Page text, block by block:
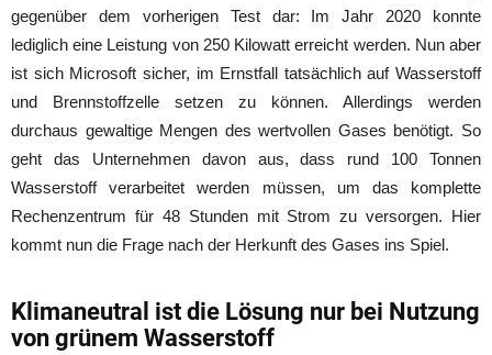
gegenüber dem vorherigen Test dar: Im Jahr 2020 konnte
lediglich eine Leistung von 250 Kilowatt erreicht werden. Nun aber
ist sich Microsoft sicher, im Ernstfall tatsächlich auf Wasserstoff
und Brennstoffzelle setzen zu können. Allerdings werden
durchaus gewaltige Mengen des wertvollen Gases benötigt. So
geht das Unternehmen davon aus, dass rund 100 Tonnen
Wasserstoff verarbeitet werden müssen, um das komplette
Rechenzentrum für 48 Stunden mit Strom zu versorgen. Hier
kommt nun die Frage nach der Herkunft des Gases ins Spiel.
Klimaneutral ist die Lösung nur bei Nutzung
von grünem Wasserstoff